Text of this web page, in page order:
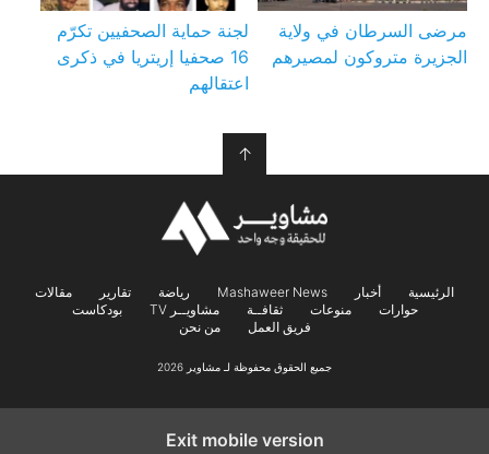
مرضى السرطان في ولاية
الجزيرة متروكون لمصيرهم
لجنة حماية الصحفيين تكرّم
16 صحفيا إريتريا في ذكرى
اعتقالهم
↑
الرئيسية أخبار Mashaweer News رياضة تقارير
مقالات
حوارات
منوعات ثقافــة مشاويــر TV
بودكاست
فريق العمل
من نحن
جميع الحقوق محفوظة لـ مشاوير 2026
Exit mobile version